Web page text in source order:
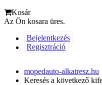
Kosár
Az Ön kosara üres.
Bejelentkezés
Regisztráció
mopedauto-alkatresz.hu
Keresés a következő